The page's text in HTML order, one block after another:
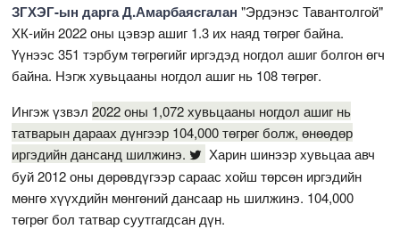
ЗГХЭГ-ын дарга Д.Амарбаясгалан "Эрдэнэс Тавантолгой"
ХК-ийн 2022 оны цэвэр ашиг 1.3 их наяд төгрөг байна.
Үүнээс 351 тэрбум төгрөгийг иргэдэд ногдол ашиг болгон өгч
байна. Нэгж хувьцааны ногдол ашиг нь 108 төгрөг.
Ингэж үзвэл2022 оны 1,072 хувьцааны ногдол ашиг нь
татварын дараах дүнгээр 104,000 төгрөг болж, өнөөдөр
иргэдийн дансанд шилжинэ.
Харин шинээр хувьцаа авч
буй 2012 оны дөрөвдүгээр сараас хойш төрсөн иргэдийн
мөнгө хүүхдийн мөнгөний дансаар нь шилжинэ. 104,000
төгрөг бол татвар суутгагдсан дүн.